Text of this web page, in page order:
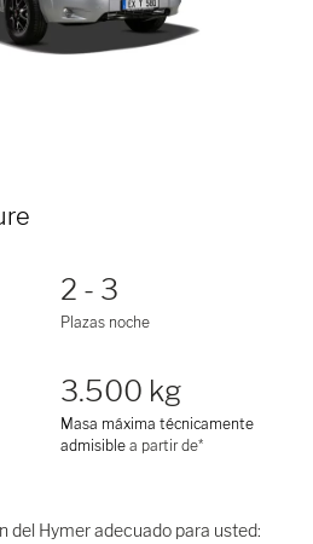
2 - 3
Plazas noche
3.500 kg
Masa máxima técnicamente
admisible a partir de*
del Hymer adecuado para usted: